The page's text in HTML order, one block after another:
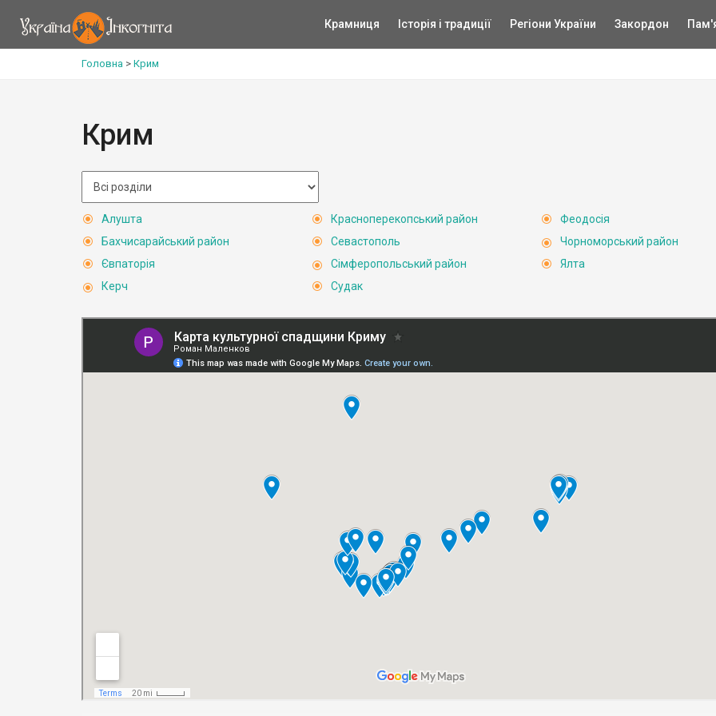
Крамниця Історія і традиції Регіони України Закордон
Головна > Крим
Крим
Алушта
Бахчисарайський район
Євпаторія
Керч
Красноперекопський район
Севастополь
Сімферопольський район
Судак
Феодосія
Чорноморський район
Ялта